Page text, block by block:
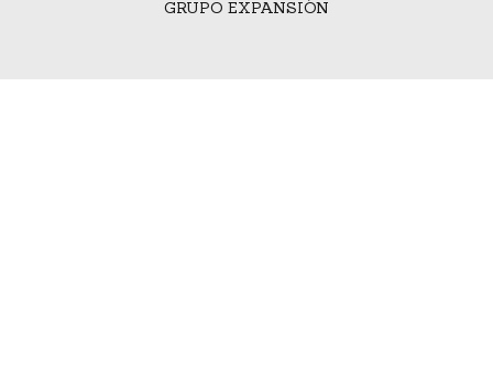
GRUPO EXPANSIÓN